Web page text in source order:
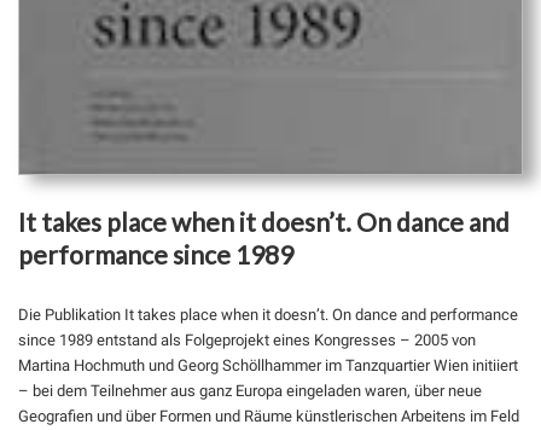
It takes place when it doesn’t. On dance and
performance since 1989
Die Publikation It takes place when it doesn’t. On dance and performance
since 1989 entstand als Folgeprojekt eines Kongresses – 2005 von
Martina Hochmuth und Georg Schöllhammer im Tanzquartier Wien initiiert
– bei dem Teilnehmer aus ganz Europa eingeladen waren, über neue
Geografien und über Formen und Räume künstlerischen Arbeitens im Feld